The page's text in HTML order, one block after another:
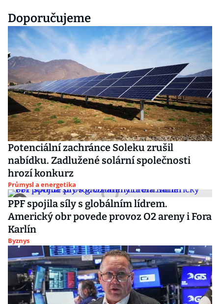
Doporučujeme
Potenciální zachránce Soleku zrušil
nabídku. Zadlužené solární společnosti
hrozí konkurz
Průmysl a energetika
PPF spojila síly s globálním lídrem.
Americký obr povede provoz O2 areny i Fora
Karlín
Byznys